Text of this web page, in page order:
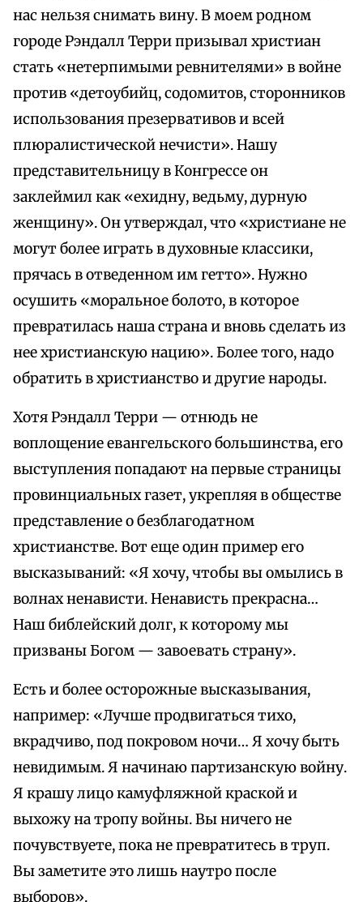
нас нельзя снимать вину. В моем родном
городе Рэндалл Терри призывал христиан
стать «нетерпимыми ревнителями» в войне
против «детоубийц, содомитов, сторонников
использования презервативов и всей
плюралистической нечисти». Нашу
представительницу в Конгрессе он
заклеймил как «ехидну, ведьму, дурную
женщину». Он утверждал, что «христиане не
могут более играть в духовные классики,
прячась в отведенном им гетто». Нужно
осушить «моральное болото, в которое
превратилась наша страна и вновь сделать из
нее христианскую нацию». Более того, надо
обратить в христианство и другие народы.
Хотя Рэндалл Терри — отнюдь не
воплощение евангельского большинства, его
выступления попадают на первые страницы
провинциальных газет, укрепляя в обществе
представление о безблагодатном
христианстве. Вот еще один пример его
высказываний: «Я хочу, чтобы вы омылись в
волнах ненависти. Ненависть прекрасна…
Наш библейский долг, к которому мы
призваны Богом — завоевать страну».
Есть и более осторожные высказывания,
например: «Лучше продвигаться тихо,
вкрадчиво, под покровом ночи… Я хочу быть
невидимым. Я начинаю партизанскую войну.
Я крашу лицо камуфляжной краской и
выхожу на тропу войны. Вы ничего не
почувствуете, пока не превратитесь в труп.
Вы заметите это лишь наутро после
выборов».